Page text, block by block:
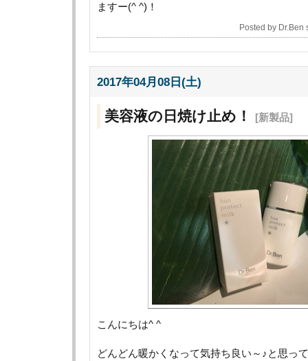
ますー(^ ^)！
Posted by
2017年04月08日(土)
美容液の日焼け止め！ [新製品]
こんにちは^ ^
どんどん暖かくなって気持ち良い～♪と思っ